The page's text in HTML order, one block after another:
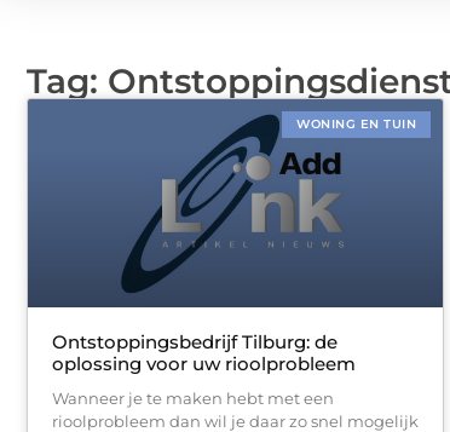
Tag:
WONING EN TUIN
Ontstoppingsbedrijf Tilburg: de
oplossing voor uw rioolprobleem
Wanneer je te maken hebt met een
rioolprobleem dan wil je daar zo snel mogelijk